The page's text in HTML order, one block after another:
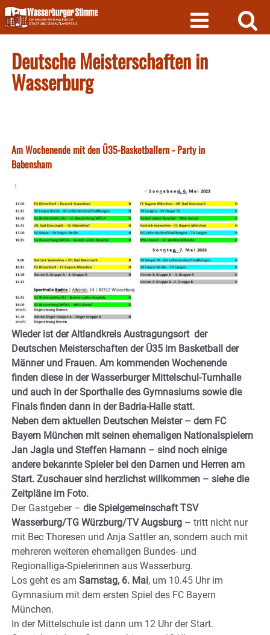
Skip
to
content
Deutsche Meisterschaften in
Wasserburg
Am Wochenende mit den Ü35-Basketballern - Party in
Babensham
Wieder ist der Altlandkreis Austragungsort der
Deutschen Meisterschaften der Ü35 im Basketball der
Männer und Frauen. Am kommenden Wochenende
finden diese in der Wasserburger Mittelschul-Turnhalle
und auch in der Sporthalle des Gymnasiums sowie die
Finals finden dann in der Badria-Halle statt.
Neben dem aktuellen Deutschen Meister – dem FC
Bayern München mit seinen ehemaligen Nationalspielern
Jan Jagla und Steffen Hamann – sind noch einige
andere bekannte Spieler bei den Damen und Herren am
Start. Zuschauer sind herzlichst willkommen – siehe die
Zeitpläne im Foto.
Der Gastgeber – die Spielgemeinschaft TSV
Wasserburg/TG Würzburg/TV Augsburg – tritt nicht nur
mit Bec Thoresen und Anja Sattler an, sondern auch mit
mehreren weiteren ehemaligen Bundes- und
Regionalliga-Spielerinnen aus Wasserburg.
Los geht es am Samstag, 6. Mai, um 10.45 Uhr im
Gymnasium mit dem ersten Spiel des FC Bayern
München.
In der Mittelschule ist dann um 12 Uhr der Start.